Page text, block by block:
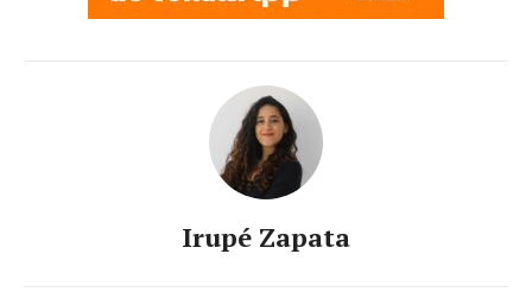
Irupé Zapata